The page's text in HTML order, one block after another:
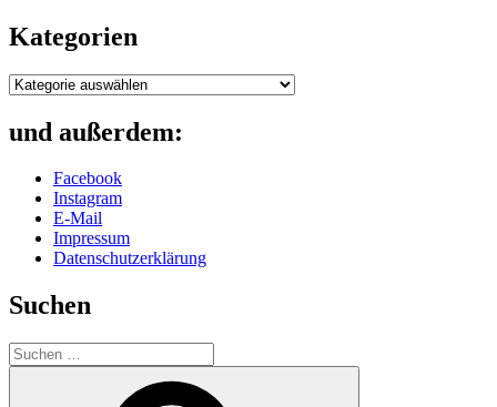
Kategorien
Kategorien
und außerdem:
Facebook
Instagram
E-Mail
Impressum
Datenschutzerklärung
Suchen
Suche
nach: